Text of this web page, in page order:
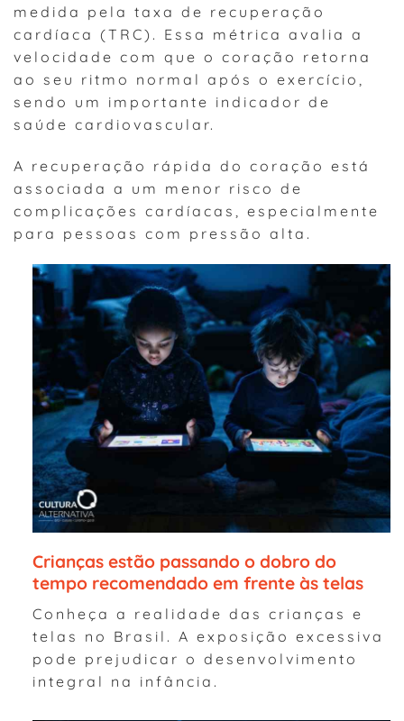
medida pela taxa de recuperação
cardíaca (TRC). Essa métrica avalia a
velocidade com que o coração retorna
ao seu ritmo normal após o exercício,
sendo um importante indicador de
saúde cardiovascular.
A recuperação rápida do coração está
associada a um menor risco de
complicações cardíacas, especialmente
para pessoas com pressão alta.
Crianças estão passando o dobro do
tempo recomendado em frente às telas
Conheça a realidade das crianças e
telas no Brasil. A exposição excessiva
pode prejudicar o desenvolvimento
integral na infância.